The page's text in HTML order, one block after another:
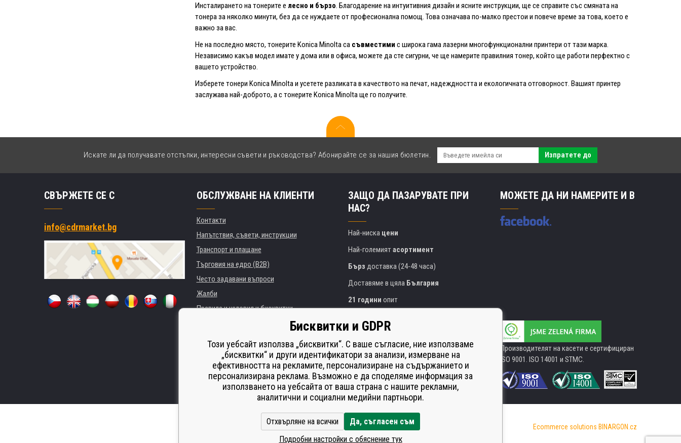
Инсталирането на тонерите е лесно и бързо . Благодарение на интуитивния дизайн и ясните инструкции, ще се справите със смяната на
тонера за няколко минути, без да се нуждаете от професионална помощ. Това означава по-малко престои и повече време за това, което е
важно за вас.
Не на последно място, тонерите Konica Minolta са съвместими с широка гама лазерни многофункционални принтери от тази марка.
Независимо какъв модел имате у дома или в офиса, можете да сте сигурни, че ще намерите правилния тонер, който ще работи перфектно с
вашето устройство.
Изберете тонери Konica Minolta и усетете разликата в качеството на печат, надеждността и екологичната отговорност. Вашият принтер
заслужава най-доброто, а с тонерите Konica Minolta ще го получите.
Искате ли да получавате отстъпки, интересни съвети и ръководства? Абонирайте се за нашия бюлетин. Изпратете до
СВЪРЖЕТЕ СЕ С
info@cdrmarket.bg
ОБСЛУЖВАНЕ НА КЛИЕНТИ
Контакти
Напътствия, съвети, инструкции
Транспорт и плащане
Търговия на едро (B2B)
Често задавани въпроси
Жалби
Правила и условия и бисквитки
Наемане на принтери
Заместващо изпълнение
Odstoupení od smlouvy
ЗАЩО ДА ПАЗАРУВАТЕ ПРИ
НАС?
Най-ниска цени
Най-големиятасортимент
Бърз доставка (24-48 часа)
Доставяме в цяла България
21 години опит
Полезен подход
Goldenсертификат Heureka
Сейфонлайн плащания
МОЖЕТЕ ДА НИ НАМЕРИТЕ И В
Производителят на касети е сертифициран
ISO 9001. ISO 14001 и STMC.
Ecommerce solutions BINARGON.cz
Бисквитки и GDPR
Този уебсайт използва „бисквитки“. С ваше съгласие, ние използваме
„бисквитки“ и други идентификатори за анализи, измерване на
ефективността на рекламите, персонализиране на съдържанието и
персонализирана реклама. Възможно е да споделяме информация за
използването на уебсайта от ваша страна с нашите рекламни,
аналитични и социални медийни партньори.
Отхвърляне на всички
Да, съгласен съм
Подробни настройки с обяснение тук